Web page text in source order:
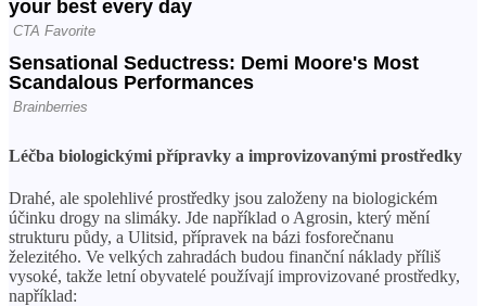
Léčba biologickými přípravky a improvizovanými prostředky
Drahé, ale spolehlivé prostředky jsou založeny na biologickém
účinku drogy na slimáky. Jde například o Agrosin, který mění
strukturu půdy, a Ulitsid, přípravek na bázi fosforečnanu
železitého. Ve velkých zahradách budou finanční náklady příliš
vysoké, takže letní obyvatelé používají improvizované prostředky,
například: